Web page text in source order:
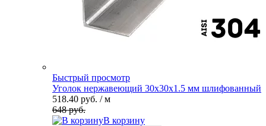
Быстрый просмотр
Уголок нержавеющий 30х30х1.5 мм шлифованный
518.40 руб. / м
648 руб.
В корзину